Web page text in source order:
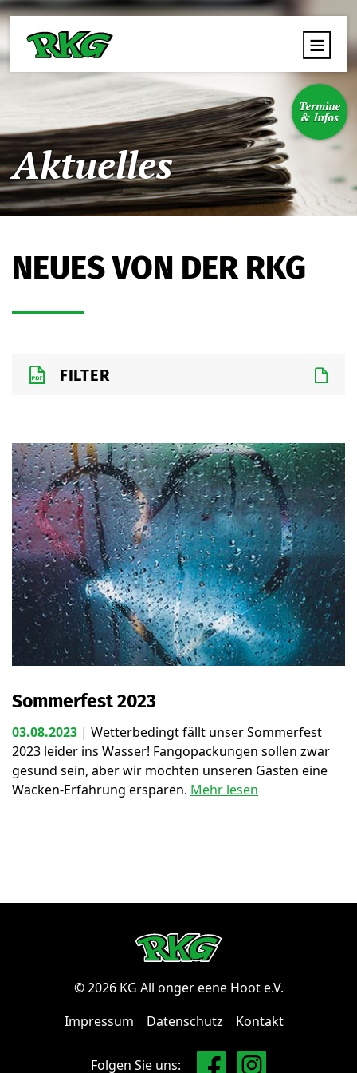
Aktuelles
NEUES VON DER RKG
FILTER
Sommerfest 2023
03.08.2023 | Wetterbedingt fällt unser Sommerfest
2023 leider ins Wasser! Fangopackungen sollen zwar
gesund sein, aber wir möchten unseren Gästen eine
Wacken-Erfahrung ersparen. Mehr lesen
© 2026 KG All onger eene Hoot e.V.
Impressum
Datenschutz Kontakt
Folgen Sie uns: